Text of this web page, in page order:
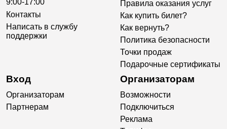
9:00-17:00
Контакты
Написать в службу
поддержки
Правила оказания услуг
Как купить билет?
Как вернуть?
Политика безопасности
Точки продаж
Подарочные сертификаты
Вход
Организаторам
Партнерам
Организаторам
Возможности
Подключиться
Реклама